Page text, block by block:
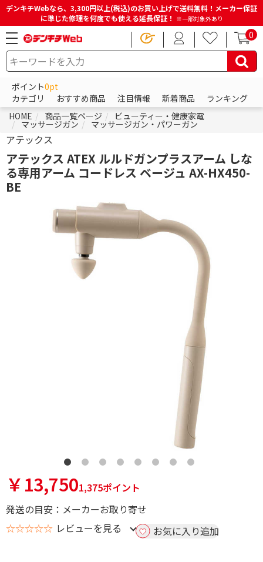
デンキチWebなら、3,300円以上(税込)のお買い上げで送料無料！メーカー保証
に準じた修理を何度でも使える延長保証！ ※一部対象外あり
0
ポイント0pt
カテゴリ
おすすめ商品 注目情報 新着商品
ランキング
HOME
商品一覧ページ ビューティー・健康家電
マッサージガン マッサージガン・パワーガン
アテックス
アテックス ATEX ルルドガンプラスアーム しな
る専用アーム コードレス ベージュ AX-HX450-
BE
￥13,7501,375ポイント
発送の目安：メーカーお取り寄せ
☆☆☆☆☆ レビューを見る お気に入り追加